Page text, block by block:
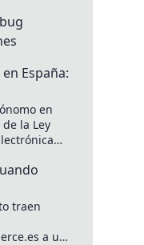
España:
en
la Ley
traen
a una